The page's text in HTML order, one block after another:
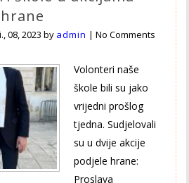
08, 2023 by admin |No Comments
Volonteri naše
škole bili su jako
vrijedni prošlog
tjedna. Sudjelovali
su u dvije akcije
podjele hrane:
Proslava